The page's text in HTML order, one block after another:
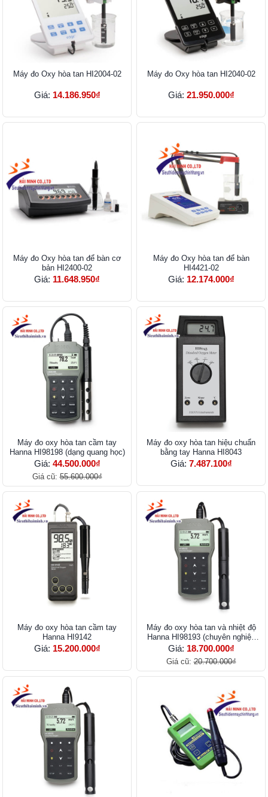
Máy đo Oxy hòa tan HI2004-02
Giá: 14.186.950₫
Máy đo Oxy hòa tan HI2040-02
Giá: 21.950.000₫
Máy đo Oxy hòa tan để bàn cơ
bản HI2400-02
Giá: 11.648.950₫
Máy đo Oxy hòa tan để bàn
HI4421-02
Giá: 12.174.000₫
Máy đo oxy hòa tan cầm tay
Hanna HI98198 (dạng quang học)
Giá: 44.500.000₫
Giá cũ:55.600.000₫
Máy đo oxy hòa tan hiệu chuẩn
bằng tay Hanna HI8043
Giá: 7.487.100₫
Máy đo oxy hòa tan cầm tay
Hanna HI9142
Giá: 15.200.000₫
Máy đo oxy hòa tan và nhiệt độ
Hanna HI98193 (chuyên nghiệp
cáp 4m)
Giá: 18.700.000₫
Giá cũ:20.700.000₫